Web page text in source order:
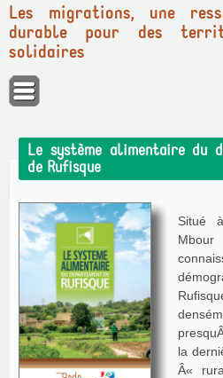
Panneau de gestion des cookies
Les migrations, une
durable pour des
solidaires
Le système alimentaire du
de Rufisque
Situé
la
Â«